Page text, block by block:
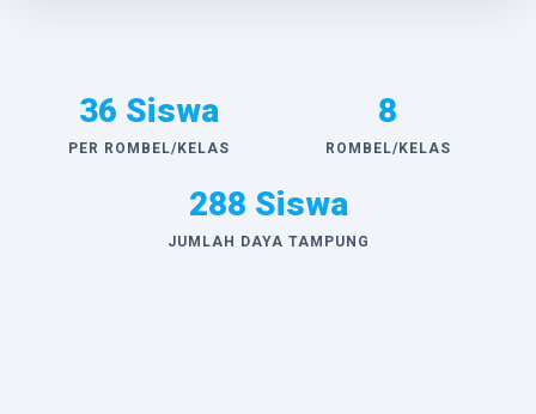
36 Siswa
PER ROMBEL/KELAS
8
ROMBEL/KELAS
288 Siswa
JUMLAH DAYA TAMPUNG